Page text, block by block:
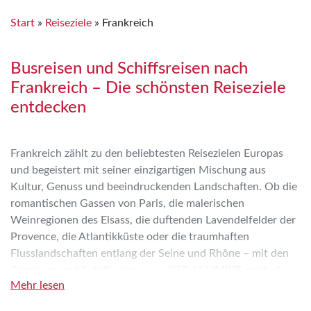
Start » Reiseziele » Frankreich
Busreisen und Schiffsreisen nach
Frankreich – Die schönsten Reiseziele
entdecken
Frankreich zählt zu den beliebtesten Reisezielen Europas
und begeistert mit seiner einzigartigen Mischung aus
Kultur, Genuss und beeindruckenden Landschaften. Ob die
romantischen Gassen von Paris, die malerischen
Weinregionen des Elsass, die duftenden Lavendelfelder der
Provence, die Atlantikküste oder die traumhaften
Flusslandschaften entlang der Seine und Rhône – mit den
Sie Frankreich komfortabel und entspannt.
Mehr lesen